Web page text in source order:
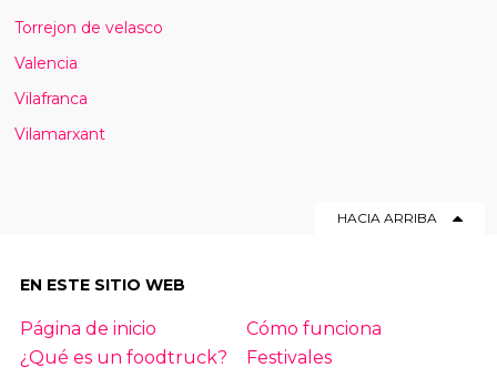
Torrejon de velasco
Valencia
Vilafranca
Vilamarxant
HACIA ARRIBA
EN ESTE SITIO WEB
Página de inicio
Cómo funciona
¿Qué es un foodtruck?
Festivales